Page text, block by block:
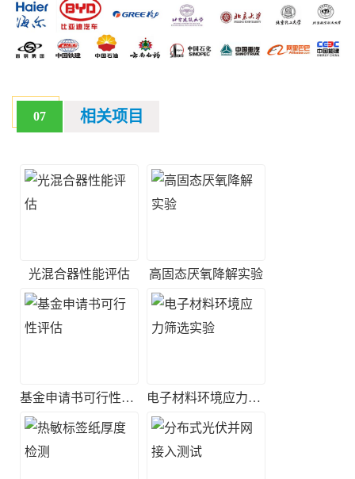
07 相关项目
光混合器性能评估 高固态厌氧降解实验
基金申请书可行性评估 电子材料环境应力筛选实验